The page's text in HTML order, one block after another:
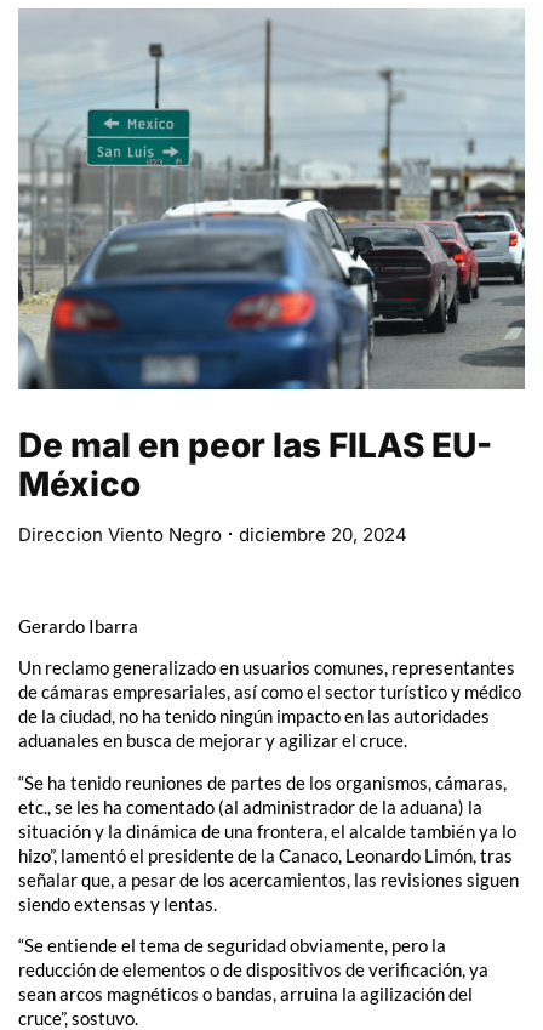
De mal en peor las FILAS EU-
México
Direccion Viento Negro diciembre 20, 2024
Gerardo Ibarra
Un reclamo generalizado en usuarios comunes, representantes
de cámaras empresariales, así como el sector turístico y médico
de la ciudad, no ha tenido ningún impacto en las autoridades
aduanales en busca de mejorar y agilizar el cruce.
“Se ha tenido reuniones de partes de los organismos, cámaras,
etc., se les ha comentado (al administrador de la aduana) la
situación y la dinámica de una frontera, el alcalde también ya lo
hizo”, lamentó el presidente de la Canaco, Leonardo Limón, tras
señalar que, a pesar de los acercamientos, las revisiones siguen
siendo extensas y lentas.
“Se entiende el tema de seguridad obviamente, pero la
reducción de elementos o de dispositivos de verificación, ya
sean arcos magnéticos o bandas, arruina la agilización del
cruce”, sostuvo.